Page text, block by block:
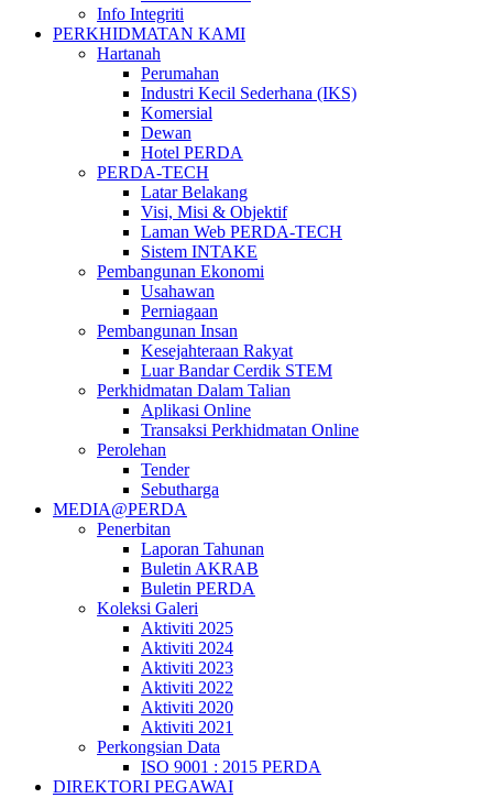
Info Integriti
PERKHIDMATAN KAMI
Hartanah
Perumahan
Industri Kecil Sederhana (IKS)
Komersial
Dewan
Hotel PERDA
PERDA-TECH
Latar Belakang
Visi, Misi & Objektif
Laman Web PERDA-TECH
Sistem INTAKE
Pembangunan Ekonomi
Usahawan
Perniagaan
Pembangunan Insan
Kesejahteraan Rakyat
Luar Bandar Cerdik STEM
Perkhidmatan Dalam Talian
Aplikasi Online
Transaksi Perkhidmatan Online
Perolehan
Tender
Sebutharga
MEDIA@PERDA
Penerbitan
Laporan Tahunan
Buletin AKRAB
Buletin PERDA
Koleksi Galeri
Aktiviti 2025
Aktiviti 2024
Aktiviti 2023
Aktiviti 2022
Aktiviti 2020
Aktiviti 2021
Perkongsian Data
ISO 9001 : 2015 PERDA
DIREKTORI PEGAWAI